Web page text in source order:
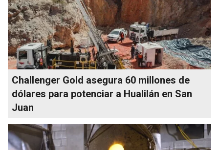
Challenger Gold asegura 60 millones de
dólares para potenciar a Hualilán en San
Juan